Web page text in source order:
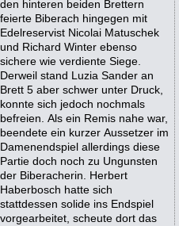
den hinteren beiden Brettern
feierte Biberach hingegen mit
Edelreservist Nicolai Matuschek
und Richard Winter ebenso
sichere wie verdiente Siege.
Derweil stand Luzia Sander an
Brett 5 aber schwer unter Druck,
konnte sich jedoch nochmals
befreien. Als ein Remis nahe war,
beendete ein kurzer Aussetzer im
Damenendspiel allerdings diese
Partie doch noch zu Ungunsten
der Biberacherin. Herbert
Haberbosch hatte sich
stattdessen solide ins Endspiel
vorgearbeitet, scheute dort das
verdient wie tragisch. Alle
direkten Konkurrenten an der
Tabellenspitze handelten sich
ebenfalls Punktverluste ein,
sodaß die TG zwar weiter vom
direkten Wiederaufstieg in die
Landesliga träumen darf. Mit
einem Sieg gegen Blaustein
wären diese Träume allerdings
zur Saisonmitte bereits auf ein
komfortabeles Polster gebettet
gewesen. So drohen zum
Saisonende im Frühjahr zwei
Endspiele gegen
Obersulmetingen und